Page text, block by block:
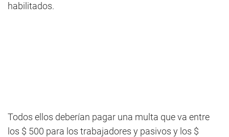
habilitados.
Todos ellos deberían pagar una multa que va entre
los $ 500 para los trabajadores y pasivos y los $